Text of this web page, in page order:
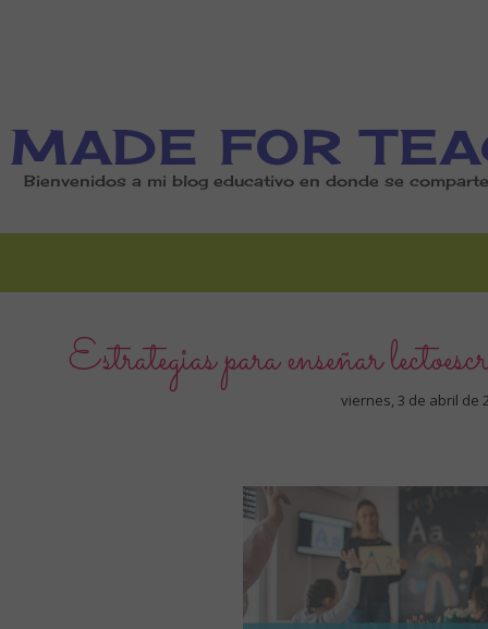
MADE FOR
Bienvenidos a mi blog educativo en donde se
Estrategias para enseñar
viernes, 3 de abril de